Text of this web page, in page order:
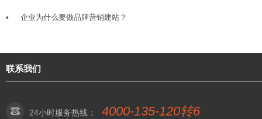
企业为什么要做品牌营销建站？
联系我们
24小时服务热线： 4000-135-120转6